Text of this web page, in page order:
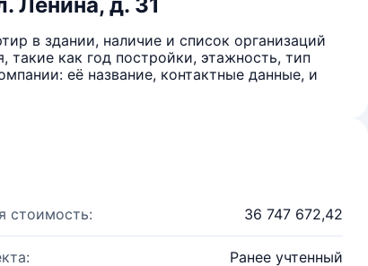
в здании, наличие и список организаций
как год постройки, этажность, тип
её название, контактные данные, и
стоимость: 36 747 672,42
Ранее учтенный